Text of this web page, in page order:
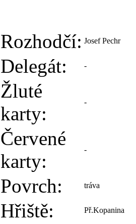
Rozhodčí: Josef Pechr
Delegát: -
Žluté
karty:
-
Červené
karty:
-
Povrch: tráva
Hřiště: Př.Kopanina